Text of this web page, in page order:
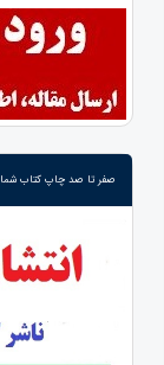
صفر تا صد چاپ کتاب شما